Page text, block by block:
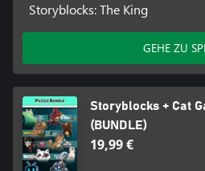
Storyblocks: The King
GEHE ZU
Storyblocks + Cat
(BUNDLE)
19,99 €